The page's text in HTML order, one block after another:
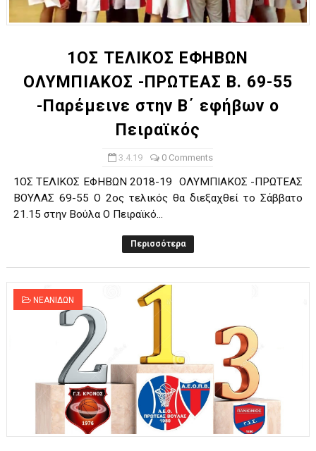
ΧΡΟΝΙΑ ΠΟΛΛΑ ΣΤΟ ΕΛΛΗΝΙΚΟ ΜΠΑΣΚΕΤ : 39Η ΕΠΕΤΕΙΟΣ ΑΠΟ
Ο δρόμος για τον 29ο τελικό κυπέλλου ανδρών ΕΣΚΑΝΑ
U21: Τεράστια πρόκριση για τον Πανελευσινιακό στον
Γ΄ανδρών play offs : "Σκληρό" καρύδι η Φιλία Περάματος
1ΟΣ ΤΕΛΙΚΟΣ ΕΦΗΒΩΝ
ΟΛΥΜΠΙΑΚΟΣ -ΠΡΩΤΕΑΣ Β. 69-55
-Παρέμεινε στην Β΄ εφήβων ο
Πειραϊκός
3.4.19 0 Comments
1ΟΣ ΤΕΛΙΚΟΣ ΕΦΗΒΩΝ 2018-19 ΟΛΥΜΠΙΑΚΟΣ -ΠΡΩΤΕΑΣ
ΒΟΥΛΑΣ 69-55 Ο 2ος τελικός θα διεξαχθεί το Σάββατο
21.15 στην Βούλα Ο Πειραϊκό...
Περισσότερα
ΝΕΑΝΙΔΩΝ